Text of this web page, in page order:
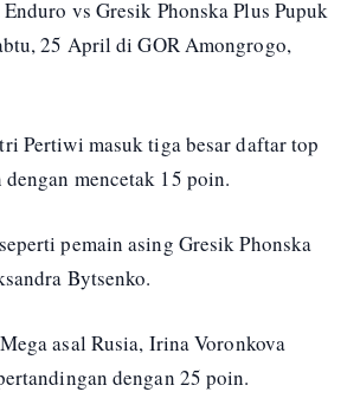
vs Gresik Phonska Plus Pupuk
25 April di GOR Amongrogo,
Pertiwi masuk tiga besar daftar top
mencetak 15 poin.
pemain asing Gresik Phonska
Bytsenko.
asal Rusia, Irina Voronkova
dengan 25 poin.